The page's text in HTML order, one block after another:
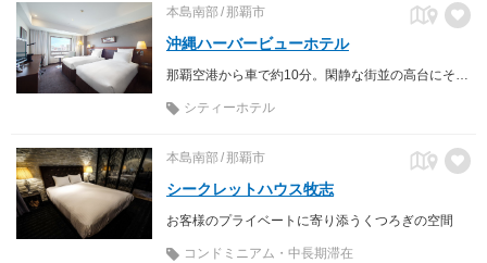
本島南部 那覇市
沖縄ハーバービューホテル
シティーホテル
本島南部 那覇市
シークレットハウス牧志
お客様のプライベートに寄り添うくつろぎの空間
コンドミニアム・中長期滞在